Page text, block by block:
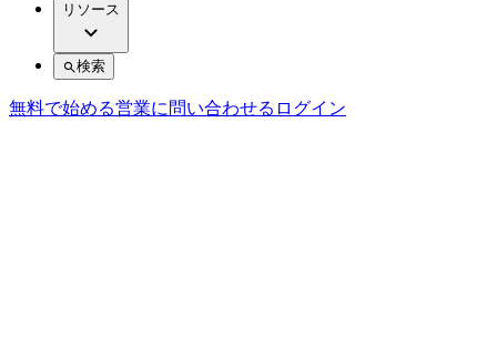
リソース
検索
無料で始める営業に問い合わせる ログイン